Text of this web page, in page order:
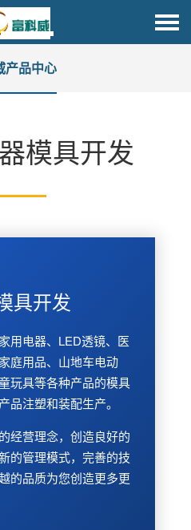
产品中心
模具开发
具开发
用电器、LED透镜、医
庭用品、山地车电动
玩具等各种产品的模具
品注塑和装配生产。
经营理念，创造良好的
的管理模式，完善的技
的品质为您创造更多更